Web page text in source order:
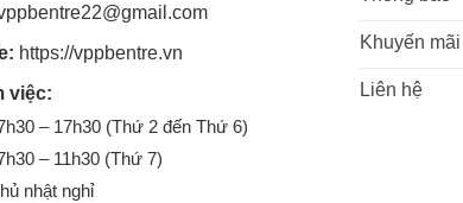
https://vppbentre.vn
việc:
– 17h30 (Thứ 2 đến Thứ 6)
– 11h30 (Thứ 7)
nhật nghỉ
Khuyến mãi
Liên hệ